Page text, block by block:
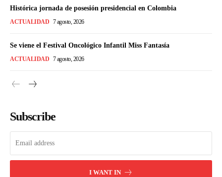
Histórica jornada de posesión presidencial en Colombia
ACTUALIDAD 7 agosto, 2026
Se viene el Festival Oncológico Infantil Miss Fantasía
ACTUALIDAD 7 agosto, 2026
Subscribe
I WANT IN